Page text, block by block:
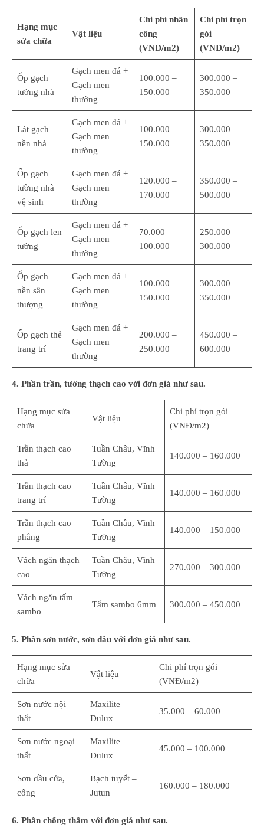
Hạng mục
sửa chữa
Vật liệu
Chi phí nhân
công
(VNĐ/m2)
Chi phí trọn
gói
(VNĐ/m2)
Ốp gạch
tường nhà
Gạch men đá +
Gạch men
thường
100.000 –
150.000
300.000 –
350.000
Lát gạch
nền nhà
Gạch men đá +
Gạch men
thường
100.000 –
150.000
300.000 –
350.000
Ốp gạch
tường nhà
vệ sinh
Gạch men đá +
Gạch men
thường
120.000 –
170.000
350.000 –
500.000
Ốp gạch len
tường
Gạch men đá +
Gạch men
thường
70.000 –
100.000
250.000 –
300.000
Ốp gạch
nền sân
thượng
Gạch men đá +
Gạch men
thường
100.000 –
150.000
300.000 –
350.000
Ốp gạch thẻ
trang trí
Gạch men đá +
Gạch men
thường
200.000 –
250.000
450.000 –
600.000
4. Phần trần, tường thạch cao với đơn giá như sau.
Hạng mục sửa
chữa
Vật liệu
Chi phí trọn gói
(VNĐ/m2)
Trần thạch cao
thả
Tuần Châu, Vĩnh
Tường
140.000 – 160.000
Trần thạch cao
trang trí
Tuần Châu, Vĩnh
Tường
140.000 – 160.000
Trần thạch cao
phẳng
Tuần Châu, Vĩnh
Tường
140.000 – 150.000
Vách ngăn thạch
cao
Tuần Châu, Vĩnh
Tường
270.000 – 300.000
Vách ngăn tấm
sambo
Tấm sambo 6mm 300.000 – 450.000
5. Phần sơn nước, sơn dầu với đơn giá như sau.
Hạng mục sửa
chữa
Vật liệu
Chi phí trọn gói
(VNĐ/m2)
Sơn nước nội
thất
Maxilite –
Dulux
35.000 – 60.000
Sơn nước ngoại
thất
Maxilite –
Dulux
45.000 – 100.000
Sơn dầu cửa,
cổng
Bạch tuyết –
Jutun
160.000 – 180.000
6. Phần chống thấm với đơn giá như sau.